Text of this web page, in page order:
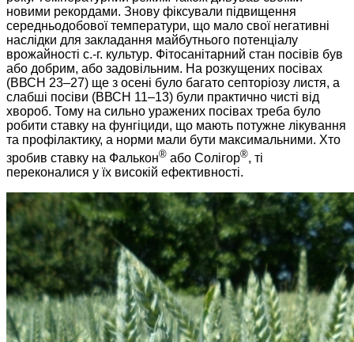
новими рекордами. Знову фіксували підвищення
середньодобової температури, що мало свої негативні
наслідки для закладання майбутнього потенціалу
врожайності с.-г. культур. Фітосанітарний стан посівів був
або добрим, або задовільним. На розкущених посівах
(ВВСН 23–27) ще з осені було багато септоріозу листя, а
слабші посіви (ВВСН 11–13) були практично чисті від
хвороб. Тому на сильно уражених посівах треба було
робити ставку на фунгіциди, що мають потужне лікування
та профілактику, а норми мали бути максимальними. Хто
зробив ставку на Фалькон® або Солігор®, ті
переконалися у їх високій ефективності.